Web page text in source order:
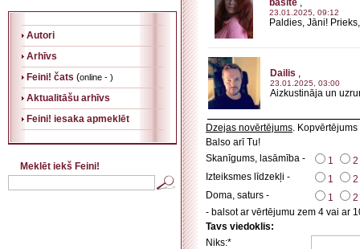
Autori
Arhīvs
Feini! čats (online - )
Aktualitāšu arhīvs
Feini! iesaka apmeklēt
Meklēt iekš Feini!
basite ,
23.01.2025, 09:12
Paldies, Jāni!
Dailis ,
23.01.2025, 03:00
Aizkustināja un
Dzejas novērtējums.
Balso arī Tu!
Skanīgums, lasāmība -
1
2
Izteiksmes līdzekļi -
1
2
Doma, saturs -
1
2
- balsot ar vērtējumu zem 4 vai ar
Tavs viedoklis:
Niks:*